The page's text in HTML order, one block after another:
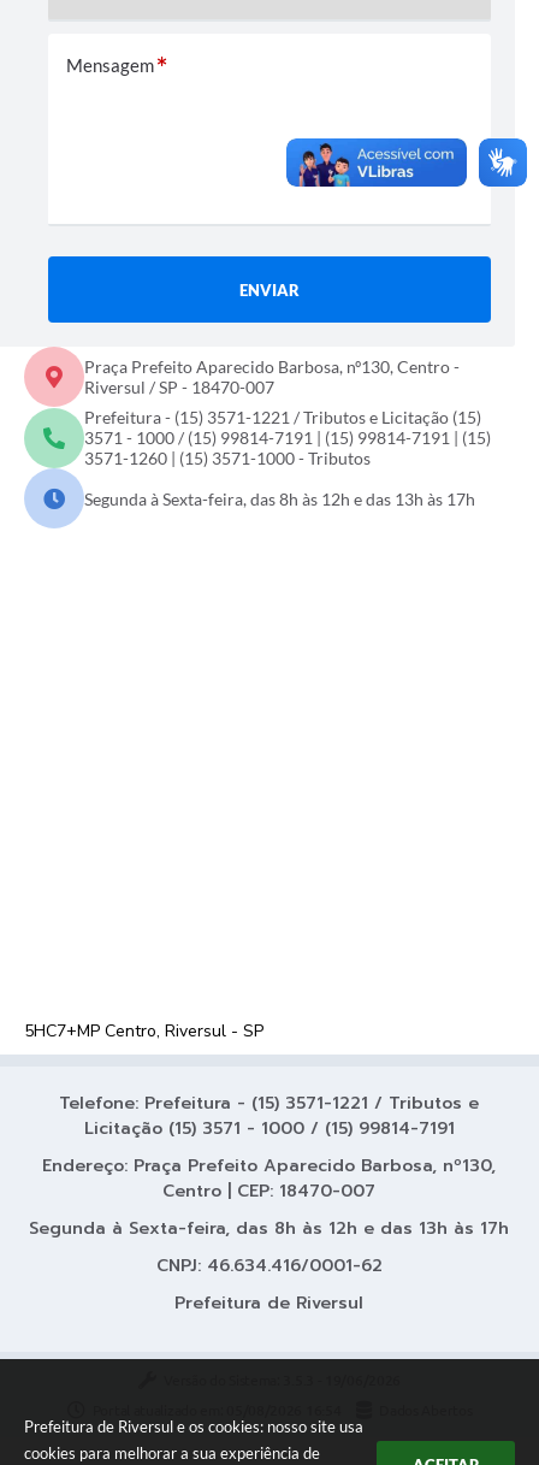
Prefeitura de Riversul e os cookies: nosso site usa
cookies para melhorar a sua experiência de
FAQ / Perguntas e Respostas Frequentes
Mensagem
ENVIAR
Praça Prefeito Aparecido Barbosa, nº130, Centro -
Riversul / SP - 18470-007
Prefeitura - (15) 3571-1221 / Tributos e Licitação (15)
3571 - 1000 / (15) 99814-7191 | (15) 99814-7191 | (15)
3571-1260 | (15) 3571-1000 - Tributos
Segunda à Sexta-feira, das 8h às 12h e das 13h às 17h
5HC7+MP Centro, Riversul - SP
Telefone: Prefeitura - (15) 3571-1221 / Tributos e
Licitação (15) 3571 - 1000 / (15) 99814-7191
Endereço: Praça Prefeito Aparecido Barbosa, nº130,
Centro | CEP: 18470-007
Segunda à Sexta-feira, das 8h às 12h e das 13h às 17h
CNPJ: 46.634.416/0001-62
Prefeitura de Riversul